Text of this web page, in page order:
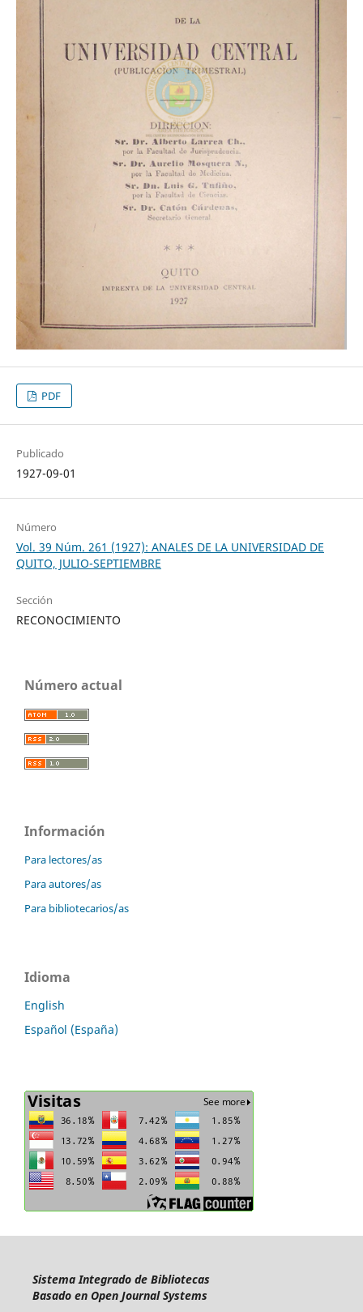
PDF
Publicado
1927-09-01
Número
Vol. 39 Núm. 261 (1927): ANALES DE LA UNIVERSIDAD DE
QUITO, JULIO-SEPTIEMBRE
Sección
RECONOCIMIENTO
Número actual
Información
Para lectores/as
Para autores/as
Para bibliotecarios/as
Idioma
English
Español (España)
Sistema Integrado de Bibliotecas
Basado en Open Journal Systems